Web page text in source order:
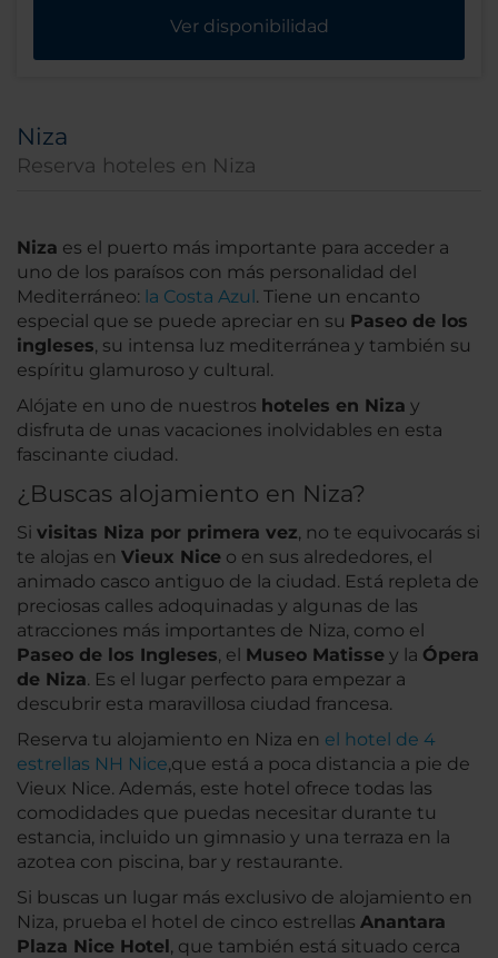
Ver disponibilidad
Niza
Reserva hoteles en Niza
Niza es el puerto más importante para acceder a
uno de los paraísos con más personalidad del
Mediterráneo: la Costa Azul. Tiene un encanto
especial que se puede apreciar en su Paseo de los
ingleses, su intensa luz mediterránea y también su
espíritu glamuroso y cultural.
Alójate en uno de nuestros hoteles en Niza y
disfruta de unas vacaciones inolvidables en esta
fascinante ciudad.
¿Buscas alojamiento en Niza?
Si visitas Niza por primera vez, no te equivocarás si
te alojas en Vieux Nice o en sus alrededores, el
animado casco antiguo de la ciudad. Está repleta de
preciosas calles adoquinadas y algunas de las
atracciones más importantes de Niza, como el
Paseo de los Ingleses, el Museo Matisse y la Ópera
de Niza. Es el lugar perfecto para empezar a
descubrir esta maravillosa ciudad francesa.
Reserva tu alojamiento en Niza en el hotel de 4
estrellas NH Nice,que está a poca distancia a pie de
Vieux Nice. Además, este hotel ofrece todas las
comodidades que puedas necesitar durante tu
estancia, incluido un gimnasio y una terraza en la
azotea con piscina, bar y restaurante.
Si buscas un lugar más exclusivo de alojamiento en
Niza, prueba el hotel de cinco estrellas Anantara
Plaza Nice Hotel, que también está situado cerca